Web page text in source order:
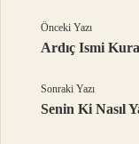
Önceki Yazı
Ardıç Ismi
Sonraki Yazı
Senin Ki Nasıl